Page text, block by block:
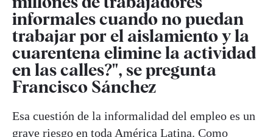
informales cuando no puedan
trabajar por el aislamiento y la
cuarentena elimine la actividad
en las calles?", se pregunta
Francisco Sánchez
Esa cuestión de la informalidad del empleo es un
grave riesgo en toda América Latina. Como